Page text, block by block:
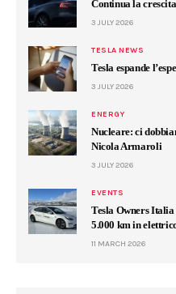
Continua la
3 JULY 2026
TESLA NEWS
Tesla espande
3 JULY 2026
ENERGY
Nucleare: ci
Nicola Armaroli
3 JULY 2026
EVENTS
Tesla Owners
5.000 km in
11 MARCH 2026